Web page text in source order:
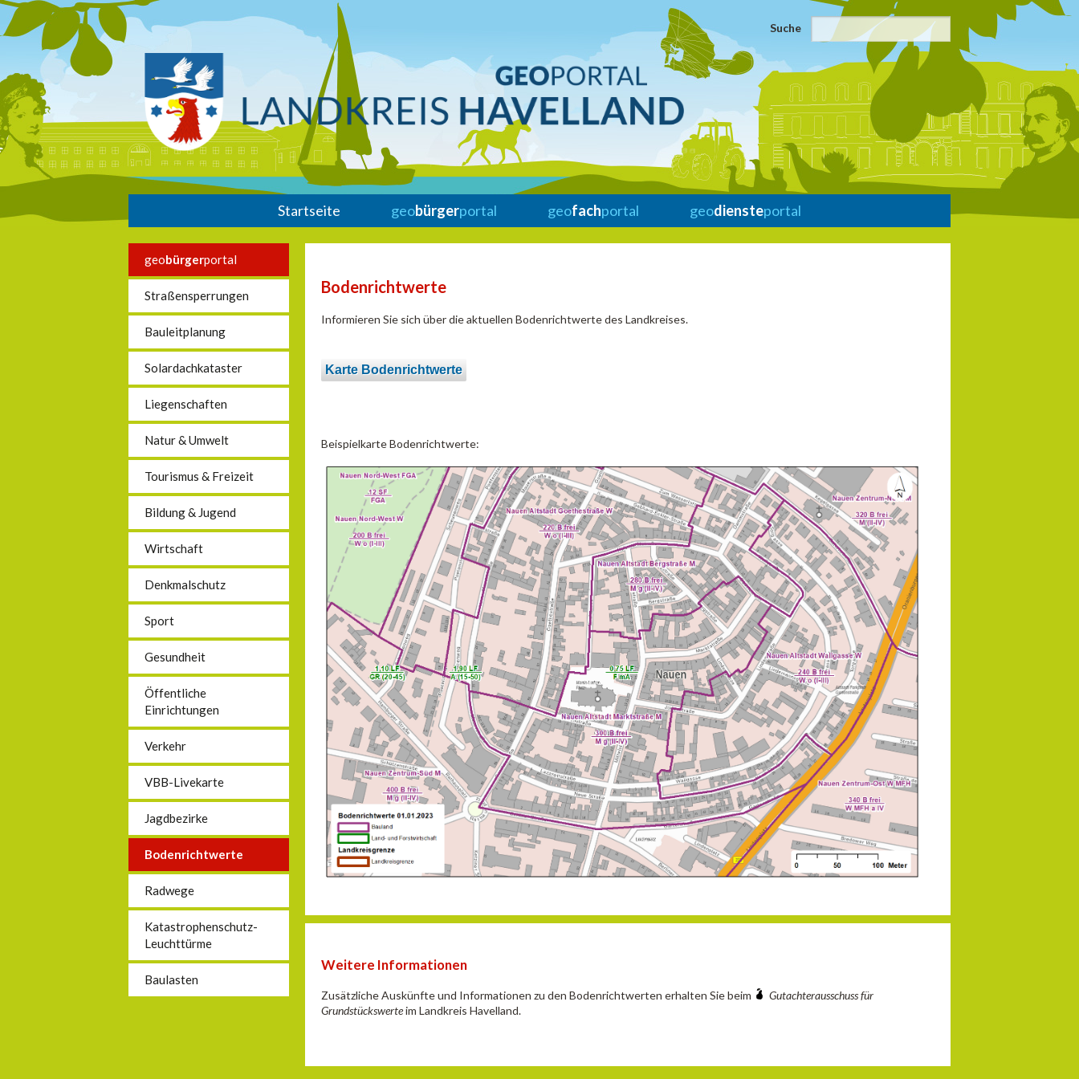
Suche
Startseite geobürgerportal geofachportal geodiensteportal
geobürgerportal
Straßensperrungen
Bauleitplanung
Solardachkataster
Liegenschaften
Natur & Umwelt
Tourismus & Freizeit
Bildung & Jugend
Wirtschaft
Denkmalschutz
Sport
Gesundheit
Öffentliche
Einrichtungen
Verkehr
VBB-Livekarte
Jagdbezirke
Bodenrichtwerte
Radwege
Katastrophenschutz-
Leuchttürme
Baulasten
Bodenrichtwerte
Informieren Sie sich über die aktuellen Bodenrichtwerte des Landkreises.
Karte Bodenrichtwerte
Beispielkarte Bodenrichtwerte:
Weitere Informationen
Zusätzliche Auskünfte und Informationen zu den Bodenrichtwerten erhalten Sie beim
Gutachterausschuss für
Grundstückswerteim Landkreis Havelland.